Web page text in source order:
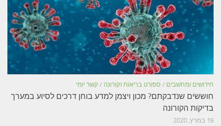
חידושים ומחשבים / ספורט בריאות וקורונה / קשר יומי
חוששים שנדבקתם? מכון ויצמן למדע בוחן דרכים לסיוע במערך
בדיקות הקורונה
19 במרץ, 2020